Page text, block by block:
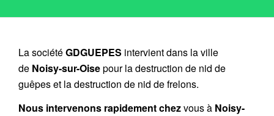
La sociétéGDGUEPES intervient dans la ville
de Noisy-sur-Oisepour la destruction de nid de
guêpes et la destruction de nid de frelons.
Nous intervenons rapidement chezvous à Noisy-